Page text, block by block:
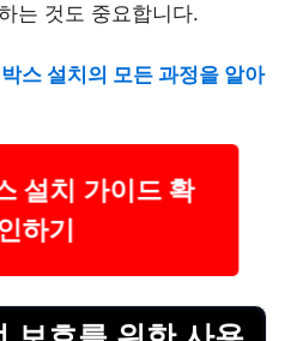
는 것도 중요합니다.
스 설치의 모든 과정을 알아
설치 가이드 확
하기